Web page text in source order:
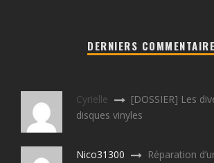
DERNIERS
Cyrielle
[DOSSIER] Les
disques vinyles
Nico31300
Réparation